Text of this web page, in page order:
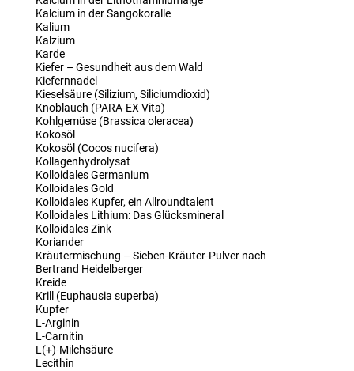
Kalcium in der Sangokoralle
Kalium
Kalzium
Karde
Kiefer – Gesundheit aus dem Wald
Kiefernnadel
Kieselsäure (Silizium, Siliciumdioxid)
Knoblauch (PARA-EX Vita)
Kohlgemüse (Brassica oleracea)
Kokosöl
Kokosöl (Cocos nucifera)
Kollagenhydrolysat
Kolloidales Germanium
Kolloidales Gold
Kolloidales Kupfer, ein Allroundtalent
Kolloidales Lithium: Das Glücksmineral
Kolloidales Zink
Koriander
Kräutermischung – Sieben-Kräuter-Pulver nach
Bertrand Heidelberger
Kreide
Krill (Euphausia superba)
Kupfer
L-Arginin
L-Carnitin
L(+)-Milchsäure
Lecithin